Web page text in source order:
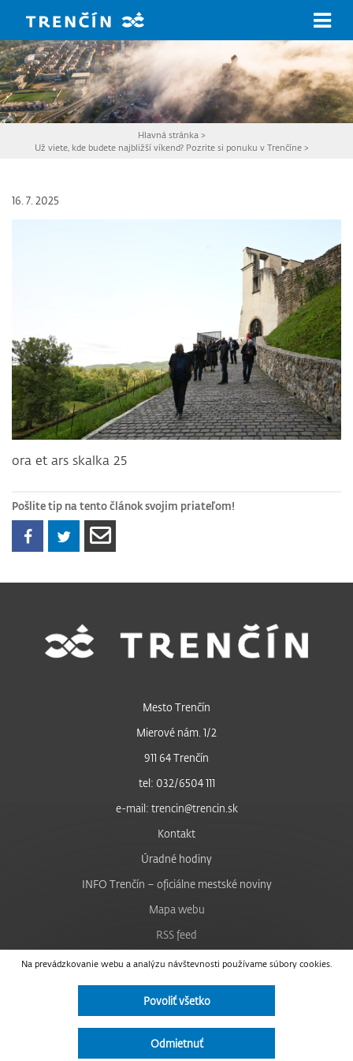
Hlavná stránka >
Už viete, kde budete najbližší víkend? Pozrite si ponuku v Trenčíne >
16. 7. 2025
ora et ars skalka 25
Pošlite tip na tento článok svojim priateľom!
Na prevádzkovanie webu a analýzu návštevnosti používame súbory cookies.
Povoliť všetko
Odmietnuť
Mesto Trenčín
Mierové nám. 1/2
911 64 Trenčín
tel: 032/6504 111
e-mail: trencin@trencin.sk
Kontakt
Úradné hodiny
INFO Trenčín – oficiálne mestské noviny
Mapa webu
RSS feed
Nastavenie cookies
Facebook
Instagram